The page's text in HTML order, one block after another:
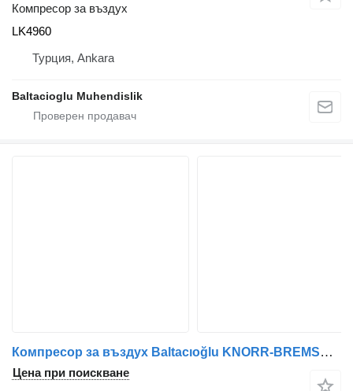
Компресор за въздух
LK4960
Турция, Ankara
Baltacioglu Muhendislik
Компресор за въздух Baltacıoğlu KNORR-BREMSE LK8901 за автобус
Цена при поискване